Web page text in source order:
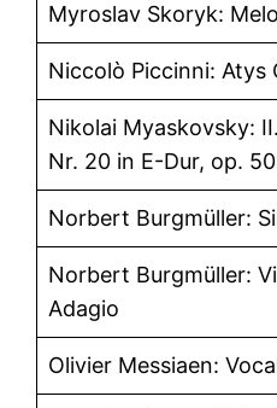
Myroslav Skoryk:
Niccolò Piccinni: Atys
Nikolai Myaskovsky:
Nr. 20 in E-Dur, op. 50
Norbert Burgmüller:
Norbert Burgmüller:
Adagio
Olivier Messiaen: